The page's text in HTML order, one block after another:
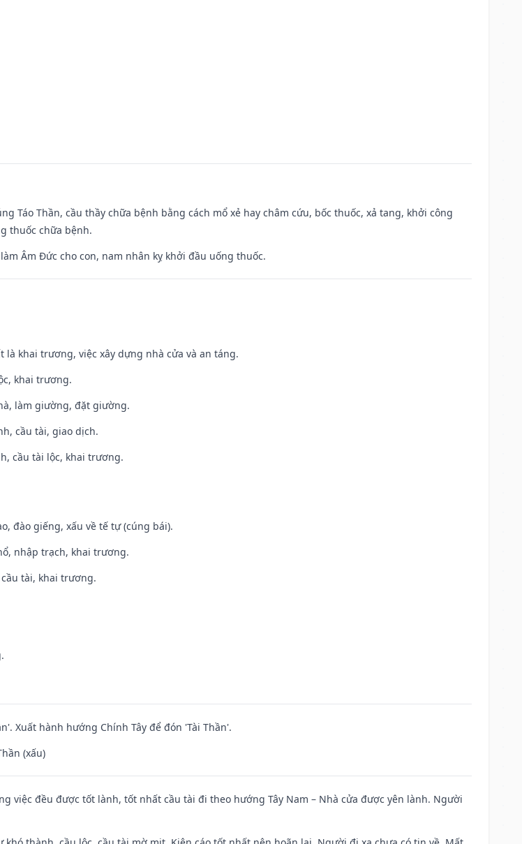
Táo Thần, cầu thầy chữa bệnh bằng cách mổ xẻ hay châm cứu, bốc thuốc, xả tang, khởi công
thuốc chữa bệnh.
Âm Đức cho con, nam nhân kỵ khởi đầu uống thuốc.
là khai trương, việc xây dựng nhà cửa và an táng.
khai trương.
làm giường, đặt giường.
cầu tài, giao dịch.
cầu tài lộc, khai trương.
đào giếng, xấu về tế tự (cúng bái).
nhập trạch, khai trương.
tài, khai trương.
Xuất hành hướng Chính Tây để đón 'Tài Thần'.
(xấu)
việc đều được tốt lành, tốt nhất cầu tài đi theo hướng Tây Nam – Nhà cửa được yên lành. Người